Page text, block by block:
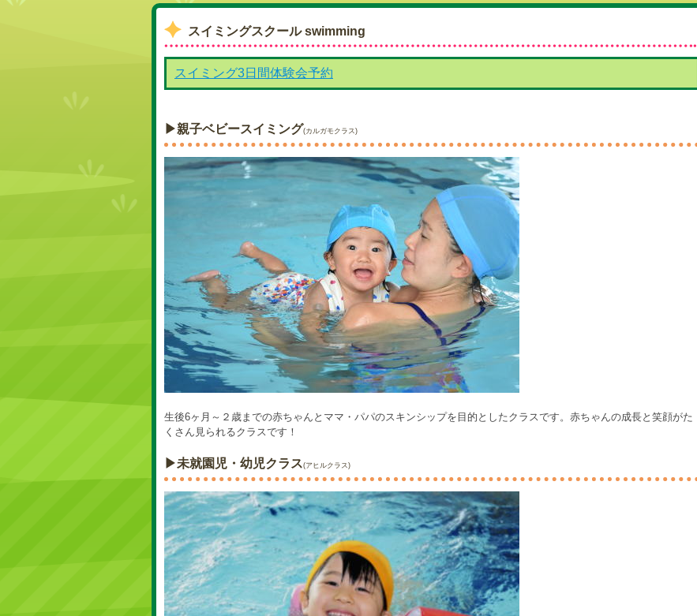
スイミングスクール swimming
スイミング3日間体験会予約
▶親子ベビースイミング(カルガモクラス)
生後6ヶ月～２歳までの赤ちゃんとママ・パパのスキンシップを目的としたクラスです。赤ちゃんの成長と笑顔がた
くさん見られるクラスです！
▶未就園児・幼児クラス(アヒルクラス)